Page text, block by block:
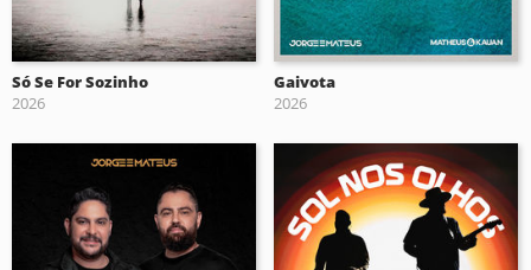
Só Se For Sozinho
2026
Gaivota
2026